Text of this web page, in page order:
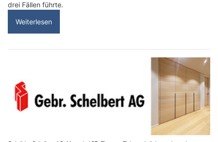
drei Fällen führte.
Weiterlesen